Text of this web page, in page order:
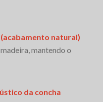
natural)
mantendo o
da concha